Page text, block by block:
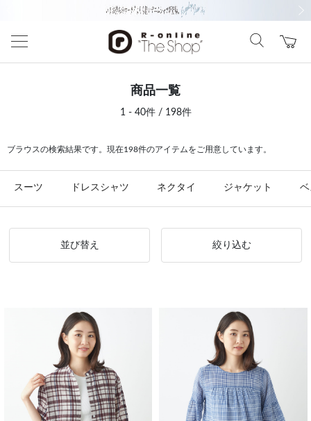
商品一覧
1 - 40件 / 198件
ブラウスの検索結果です。現在198件のアイテムをご用意しています。
スーツ ドレスシャツ ネクタイ ジャケット
並び替え 絞り込む